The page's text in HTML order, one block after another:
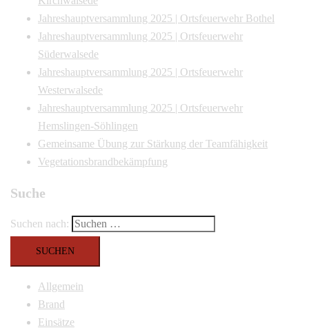
Jahreshauptversammlung 2025 | Ortsfeuerwehr Bothel
Jahreshauptversammlung 2025 | Ortsfeuerwehr
Süderwalsede
Jahreshauptversammlung 2025 | Ortsfeuerwehr
Westerwalsede
Jahreshauptversammlung 2025 | Ortsfeuerwehr
Hemslingen-Söhlingen
Gemeinsame Übung zur Stärkung der Teamfähigkeit
Vegetationsbrandbekämpfung
Suche
Suchen nach:
Allgemein
Brand
Einsätze